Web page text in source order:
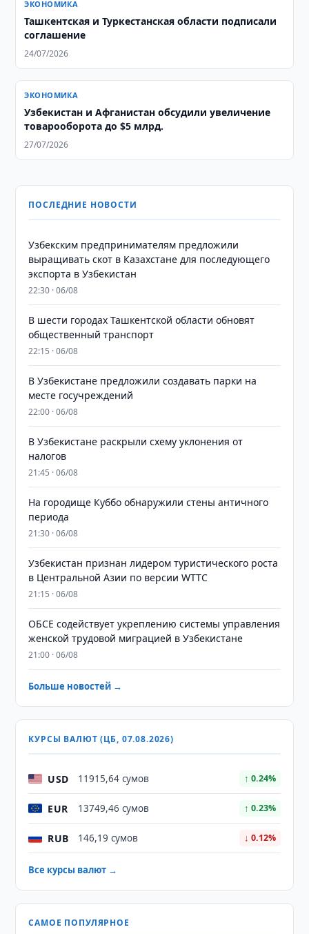
ЭКОНОМИКА
Ташкентская и Туркестанская области подписали
соглашение
24/07/2026
ЭКОНОМИКА
Узбекистан и Афганистан обсудили увеличение
товарооборота до $5 млрд.
27/07/2026
ПОСЛЕДНИЕ НОВОСТИ
Узбекским предпринимателям предложили
выращивать скот в Казахстане для последующего
экспорта в Узбекистан
22:30 · 06/08
В шести городах Ташкентской области обновят
общественный транспорт
22:15 · 06/08
В Узбекистане предложили создавать парки на
месте госучреждений
22:00 · 06/08
В Узбекистане раскрыли схему уклонения от
налогов
21:45 · 06/08
На городище Куббо обнаружили стены античного
периода
21:30 · 06/08
Узбекистан признан лидером туристического роста
в Центральной Азии по версии WTTC
21:15 · 06/08
ОБСЕ содействует укреплению системы управления
женской трудовой миграцией в Узбекистане
21:00 · 06/08
Больше новостей →
КУРСЫ ВАЛЮТ (ЦБ, 07.08.2026)
USD 11915,64 сумов ↑ 0.24%
EUR 13749,46 сумов ↑ 0.23%
RUB 146,19 сумов ↓ 0.12%
Все курсы валют →
САМОЕ ПОПУЛЯРНОЕ